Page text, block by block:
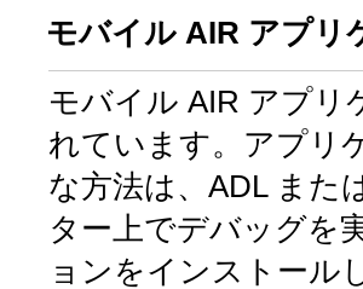
モバイル AIR アプリ
モバイル AIR アプリ
れています。アプリ
な方法は、ADL また
ター上でデバッグを
ョンをインストール